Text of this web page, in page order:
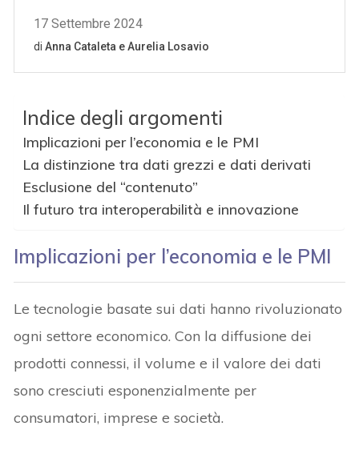
Indice degli argomenti
Implicazioni per l’economia e le PMI
La distinzione tra dati grezzi e dati derivati
Esclusione del “contenuto”
Il futuro tra interoperabilità e innovazione
Implicazioni per l’economia e le PMI
Le tecnologie basate sui dati hanno rivoluzionato
ogni settore economico. Con la diffusione dei
prodotti connessi, il volume e il valore dei dati
sono cresciuti esponenzialmente per
consumatori, imprese e società.